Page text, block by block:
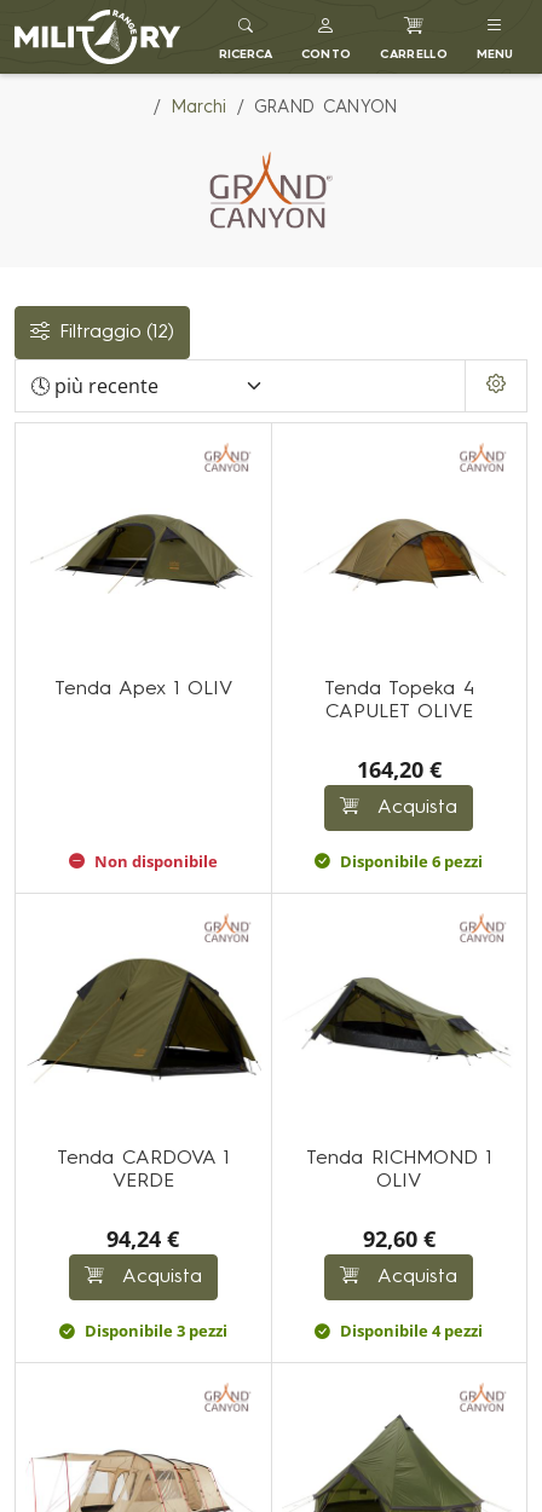
MILITARY RANGE IT
RICERCA CONTO CARRELLO MENU
Marchi GRAND CANYON
Filtraggio (12)
Tenda Apex 1 OLIV
Non disponibile
Tenda Topeka 4
CAPULET OLIVE
164,20 €
Acquista
Disponibile 6 pezzi
Tenda CARDOVA 1
VERDE
94,24 €
Acquista
Disponibile 3 pezzi
Tenda RICHMOND 1
OLIV
92,60 €
Acquista
Disponibile 4 pezzi